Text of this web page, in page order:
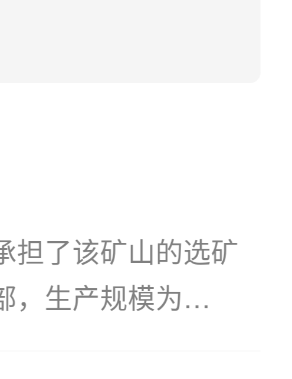
担了该矿山的选矿
，生产规模为
交代的碳酸盐岩